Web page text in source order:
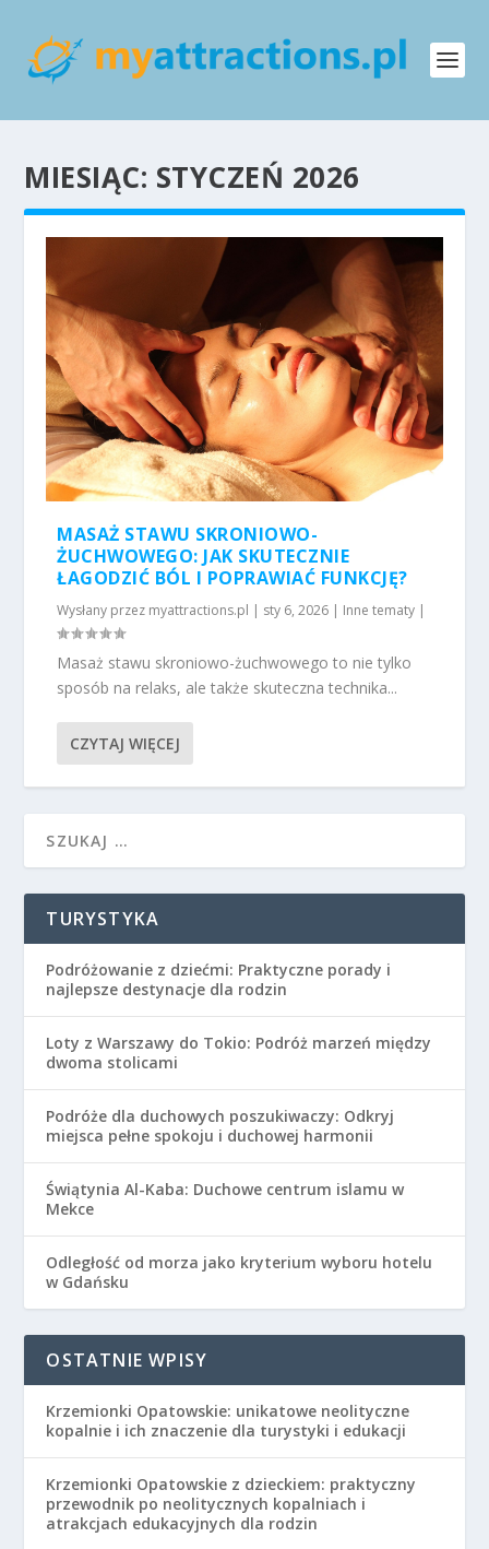
MIESIĄC: STYCZEŃ 2026
MASAŻ STAWU SKRONIOWO-
ŻUCHWOWEGO: JAK SKUTECZNIE
ŁAGODZIĆ BÓL I POPRAWIAĆ FUNKCJĘ?
Wysłany przez myattractions.pl | sty 6, 2026 | Inne tematy |
Masaż stawu skroniowo-żuchwowego to nie tylko
sposób na relaks, ale także skuteczna technika...
CZYTAJ WIĘCEJ
TURYSTYKA
Podróżowanie z dziećmi: Praktyczne porady i
najlepsze destynacje dla rodzin
Loty z Warszawy do Tokio: Podróż marzeń między
dwoma stolicami
Podróże dla duchowych poszukiwaczy: Odkryj
miejsca pełne spokoju i duchowej harmonii
Świątynia Al-Kaba: Duchowe centrum islamu w
Mekce
Odległość od morza jako kryterium wyboru hotelu
w Gdańsku
OSTATNIE WPISY
Krzemionki Opatowskie: unikatowe neolityczne
kopalnie i ich znaczenie dla turystyki i edukacji
Krzemionki Opatowskie z dzieckiem: praktyczny
przewodnik po neolitycznych kopalniach i
atrakcjach edukacyjnych dla rodzin